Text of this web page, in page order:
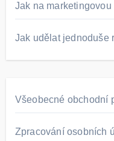
Jak na
Jak udělat jednoduše
Všeobecné obchodní
Zpracování osobních